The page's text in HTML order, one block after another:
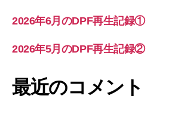
2026年6月のDPF再生記録①
2026年5月のDPF再生記録②
最近のコメント